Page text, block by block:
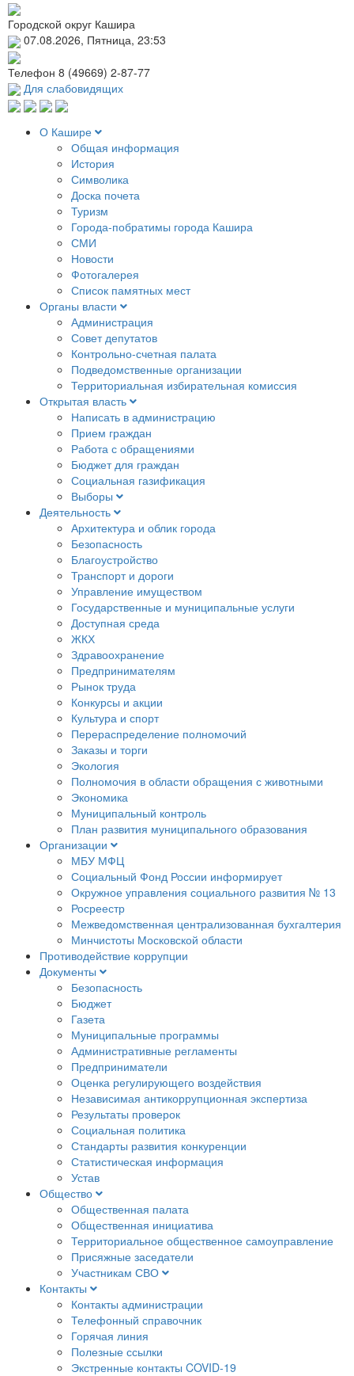
Городской округ Кашира
07.08.2026, Пятница, 23:53
Телефон 8 (49669) 2-87-77
Для слабовидящих
О Кашире
Общая информация
История
Символика
Доска почета
Туризм
Города-побратимы города Кашира
СМИ
Новости
Фотогалерея
Список памятных мест
Органы власти
Администрация
Совет депутатов
Контрольно-счетная палата
Подведомственные организации
Территориальная избирательная комиссия
Открытая власть
Написать в администрацию
Прием граждан
Работа с обращениями
Бюджет для граждан
Социальная газификация
Выборы
Деятельность
Архитектура и облик города
Безопасность
Благоустройство
Транспорт и дороги
Управление имуществом
Государственные и муниципальные услуги
Доступная среда
ЖКХ
Здравоохранение
Предпринимателям
Рынок труда
Конкурсы и акции
Культура и спорт
Перераспределение полномочий
Заказы и торги
Экология
Полномочия в области обращения с животными
Экономика
Муниципальный контроль
План развития муниципального образования
Организации
МБУ МФЦ
Социальный Фонд России информирует
Окружное управления социального развития № 13
Росреестр
Межведомственная централизованная бухгалтерия
Минчистоты Московской области
Противодействие коррупции
Документы
Безопасность
Бюджет
Газета
Муниципальные программы
Административные регламенты
Предприниматели
Оценка регулирующего воздействия
Независимая антикоррупционная экспертиза
Результаты проверок
Социальная политика
Стандарты развития конкуренции
Статистическая информация
Устав
Общество
Общественная палата
Общественная инициатива
Территориальное общественное самоуправление
Присяжные заседатели
Участникам СВО
Контакты
Контакты администрации
Телефонный справочник
Горячая линия
Полезные ссылки
Экстренные контакты COVID-19